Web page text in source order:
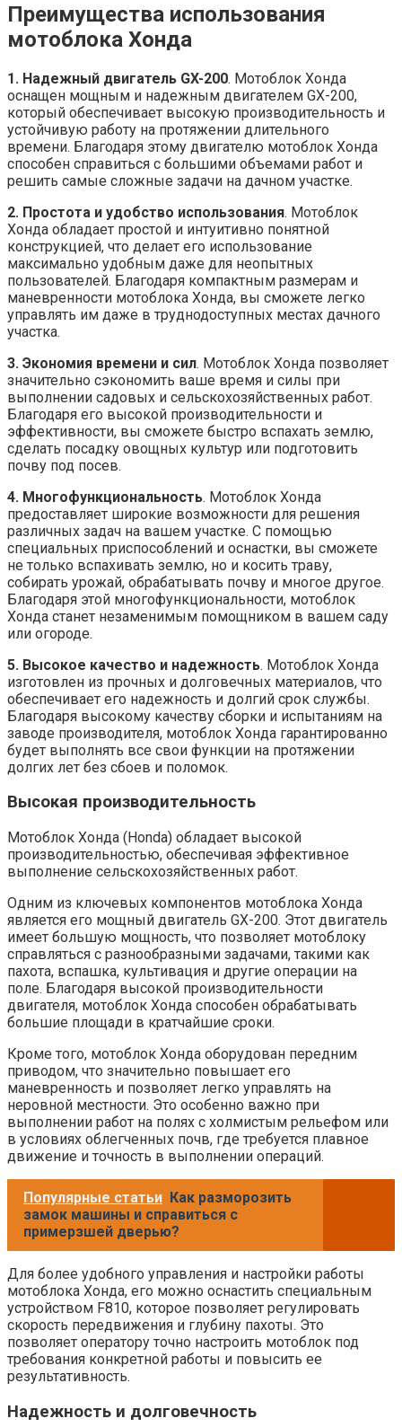
Преимущества использования
мотоблока Хонда
1. Надежный двигатель GX-200. Мотоблок Хонда
оснащен мощным и надежным двигателем GX-200,
который обеспечивает высокую производительность и
устойчивую работу на протяжении длительного
времени. Благодаря этому двигателю мотоблок Хонда
способен справиться с большими объемами работ и
решить самые сложные задачи на дачном участке.
2. Простота и удобство использования. Мотоблок
Хонда обладает простой и интуитивно понятной
конструкцией, что делает его использование
максимально удобным даже для неопытных
пользователей. Благодаря компактным размерам и
маневренности мотоблока Хонда, вы сможете легко
управлять им даже в труднодоступных местах дачного
участка.
3. Экономия времени и сил. Мотоблок Хонда позволяет
значительно сэкономить ваше время и силы при
выполнении садовых и сельскохозяйственных работ.
Благодаря его высокой производительности и
эффективности, вы сможете быстро вспахать землю,
сделать посадку овощных культур или подготовить
почву под посев.
4. Многофункциональность. Мотоблок Хонда
предоставляет широкие возможности для решения
различных задач на вашем участке. С помощью
специальных приспособлений и оснастки, вы сможете
не только вспахивать землю, но и косить траву,
собирать урожай, обрабатывать почву и многое другое.
Благодаря этой многофункциональности, мотоблок
Хонда станет незаменимым помощником в вашем саду
или огороде.
5. Высокое качество и надежность. Мотоблок Хонда
изготовлен из прочных и долговечных материалов, что
обеспечивает его надежность и долгий срок службы.
Благодаря высокому качеству сборки и испытаниям на
заводе производителя, мотоблок Хонда гарантированно
будет выполнять все свои функции на протяжении
долгих лет без сбоев и поломок.
Высокая производительность
Мотоблок Хонда (Honda) обладает высокой
производительностью, обеспечивая эффективное
выполнение сельскохозяйственных работ.
Одним из ключевых компонентов мотоблока Хонда
является его мощный двигатель GX-200. Этот двигатель
имеет большую мощность, что позволяет мотоблоку
справляться с разнообразными задачами, такими как
пахота, вспашка, культивация и другие операции на
поле. Благодаря высокой производительности
двигателя, мотоблок Хонда способен обрабатывать
большие площади в кратчайшие сроки.
Кроме того, мотоблок Хонда оборудован передним
приводом, что значительно повышает его
маневренность и позволяет легко управлять на
неровной местности. Это особенно важно при
выполнении работ на полях с холмистым рельефом или
в условиях облегченных почв, где требуется плавное
движение и точность в выполнении операций.
Популярные статьи Как разморозить
замок машины и справиться с
примерзшей дверью?
Для более удобного управления и настройки работы
мотоблока Хонда, его можно оснастить специальным
устройством F810, которое позволяет регулировать
скорость передвижения и глубину пахоты. Это
позволяет оператору точно настроить мотоблок под
требования конкретной работы и повысить ее
результативность.
Надежность и долговечность